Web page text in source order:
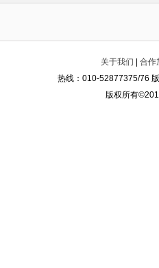
关于我们
合作
热线：010-52877375/76
版权所有